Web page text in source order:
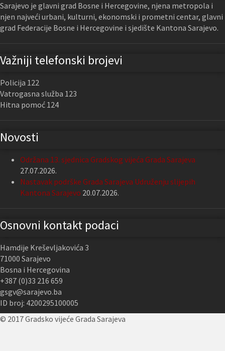
Sarajevo je glavni grad Bosne i Hercegovine, njena metropola i
njen najveći urbani, kulturni, ekonomski i prometni centar, glavni
grad Federacije Bosne i Hercegovine i sjedište Kantona Sarajevo.
Važniji telefonski brojevi
Policija 122
Vatrogasna služba 123
Hitna pomoć 124
Novosti
Održana 13. sjednica Gradskog vijeća Grada Sarajeva
27.07.2026.
Nastavak podrške Grada Sarajeva Udruženju slijepih
Kantona Sarajevo 20.07.2026.
Osnovni kontakt podaci
Hamdije Kreševljakovića 3
71000 Sarajevo
Bosna i Hercegovina
+387 (0)33 216 659
gsgv@sarajevo.ba
ID broj: 4200295100005
© 2017 Gradsko vijeće Grada Sarajeva